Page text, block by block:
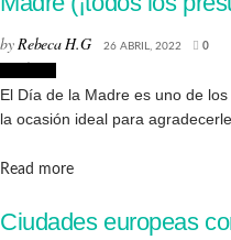
byRebeca H.G 26 ABRIL, 2022 0
El Día de la Madre es uno de
la ocasión ideal para
Read moreDetails
Ciudades europeas